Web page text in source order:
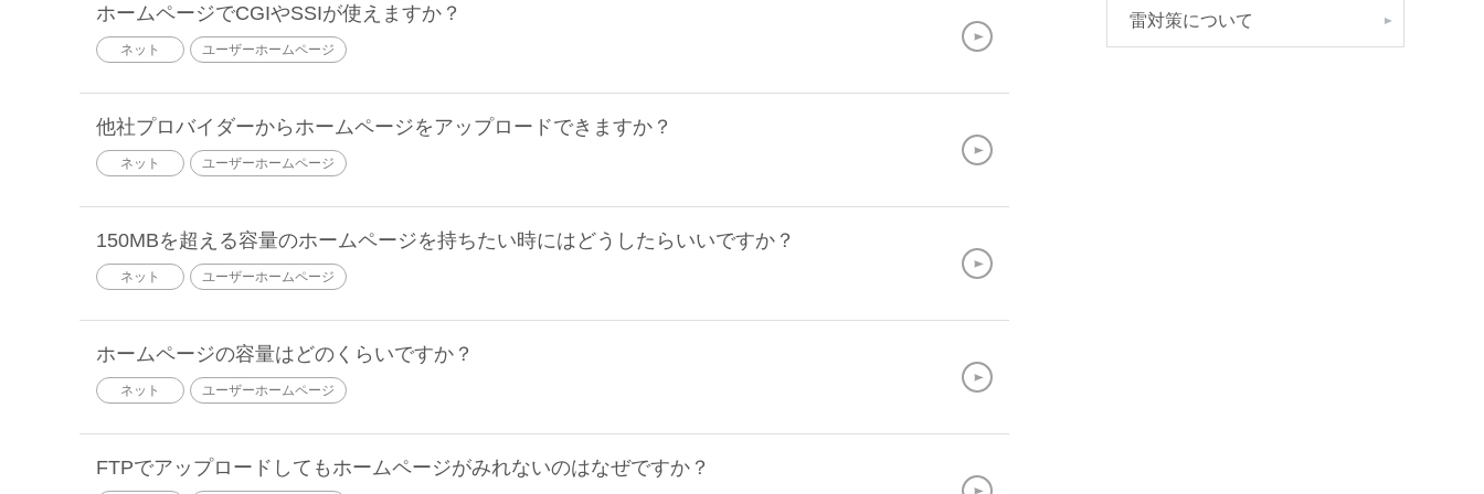
ホームページでCGIやSSIが使えますか？
ネット ユーザーホームページ
他社プロバイダーからホームページをアップロードできますか？
ネット ユーザーホームページ
150MBを超える容量のホームページを持ちたい時にはどうしたらいいですか？
ネット ユーザーホームページ
ホームページの容量はどのくらいですか？
ネット ユーザーホームページ
FTPでアップロードしてもホームページがみれないのはなぜですか？
雷対策について